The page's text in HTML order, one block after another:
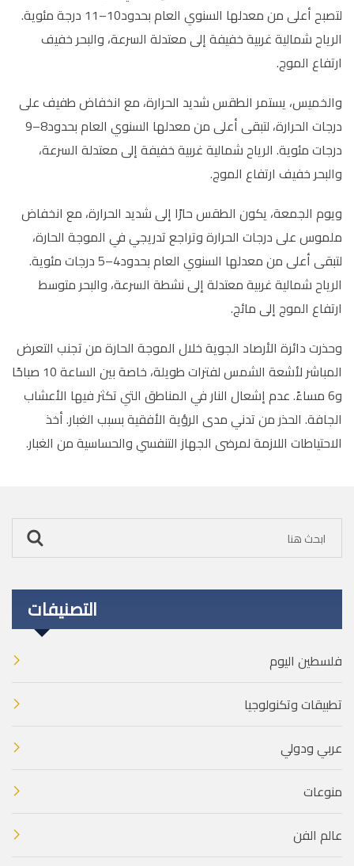
لتصبح أعلى من معدلها السنوي العام بحدود10–11 درجة مئوية.
الرياح شمالية غربية خفيفة إلى معتدلة السرعة، والبحر خفيف
ارتفاع الموج.
والخميس، يستمر الطقس شديد الحرارة، مع انخفاض طفيف على
درجات الحرارة، لتبقى أعلى من معدلها السنوي العام بحدود8–9
درجات مئوية. الرياح شمالية غربية خفيفة إلى معتدلة السرعة،
والبحر خفيف ارتفاع الموج.
ويوم الجمعة، يكون الطقس حارًا إلى شديد الحرارة، مع انخفاض
ملموس على درجات الحرارة وتراجع تدريجي في الموجة الحارة،
لتبقى أعلى من معدلها السنوي العام بحدود4–5 درجات مئوية.
الرياح شمالية غربية معتدلة إلى نشطة السرعة، والبحر متوسط
ارتفاع الموج إلى مائج.
وحذرت دائرة الأرصاد الجوية خلال الموجة الحارة من تجنب التعرض
المباشر لأشعة الشمس لفترات طويلة، خاصة بين الساعة 10 صباحًا
و6 مساءً. عدم إشعال النار في المناطق التي تكثر فيها الأعشاب
الجافة. الحذر من تدني مدى الرؤية الأفقية بسبب الغبار. أخذ
الاحتياطات اللازمة لمرضى الجهاز التنفسي والحساسية من الغبار.
التصنيفات
فلسطين اليوم
تطبيقات وتكنولوجيا
عربي ودولي
منوعات
عالم الفن